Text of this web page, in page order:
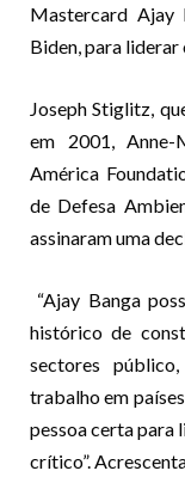
Mastercard Ajay
Biden, para
Joseph Stiglitz,
em 2001, Anne-
América
de Defesa
assinaram uma
“Ajay Banga
histórico de
sectores
trabalho em
pessoa certa para
crítico”.